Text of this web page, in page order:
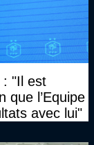
: "Il est
que l’Equipe
avec lui"